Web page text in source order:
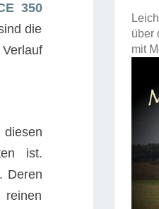
350
die
ist.
Deren
über
mit